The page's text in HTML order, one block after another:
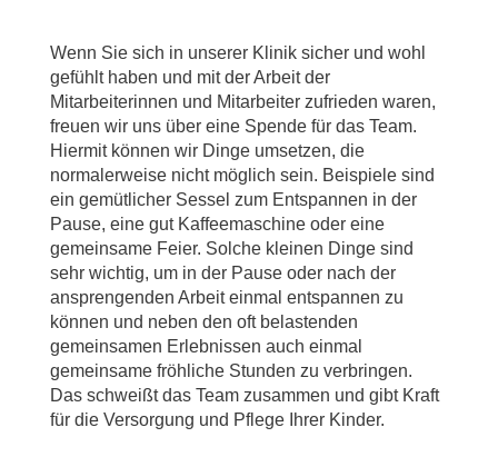
Wenn Sie sich in unserer Klinik sicher und wohl
gefühlt haben und mit der Arbeit der
Mitarbeiterinnen und Mitarbeiter zufrieden waren,
freuen wir uns über eine Spende für das Team.
Hiermit können wir Dinge umsetzen, die
normalerweise nicht möglich sein. Beispiele sind
ein gemütlicher Sessel zum Entspannen in der
Pause, eine gut Kaffeemaschine oder eine
gemeinsame Feier. Solche kleinen Dinge sind
sehr wichtig, um in der Pause oder nach der
ansprengenden Arbeit einmal entspannen zu
können und neben den oft belastenden
gemeinsamen Erlebnissen auch einmal
gemeinsame fröhliche Stunden zu verbringen.
Das schweißt das Team zusammen und gibt Kraft
für die Versorgung und Pflege Ihrer Kinder.